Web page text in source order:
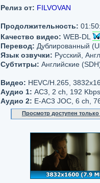
Релиз от: FILVOVAN
Продолжительность:
Качество видео: WEB-DL
Перевод: Дублированный
Язык озвучки: Русский,
Субтитры: Английские
Видео: HEVC/H.265,
Аудио 1: AC3, 2 ch, 192
Аудио 2: E-AC3 JOC, 6 ch,
Просмотр доступен